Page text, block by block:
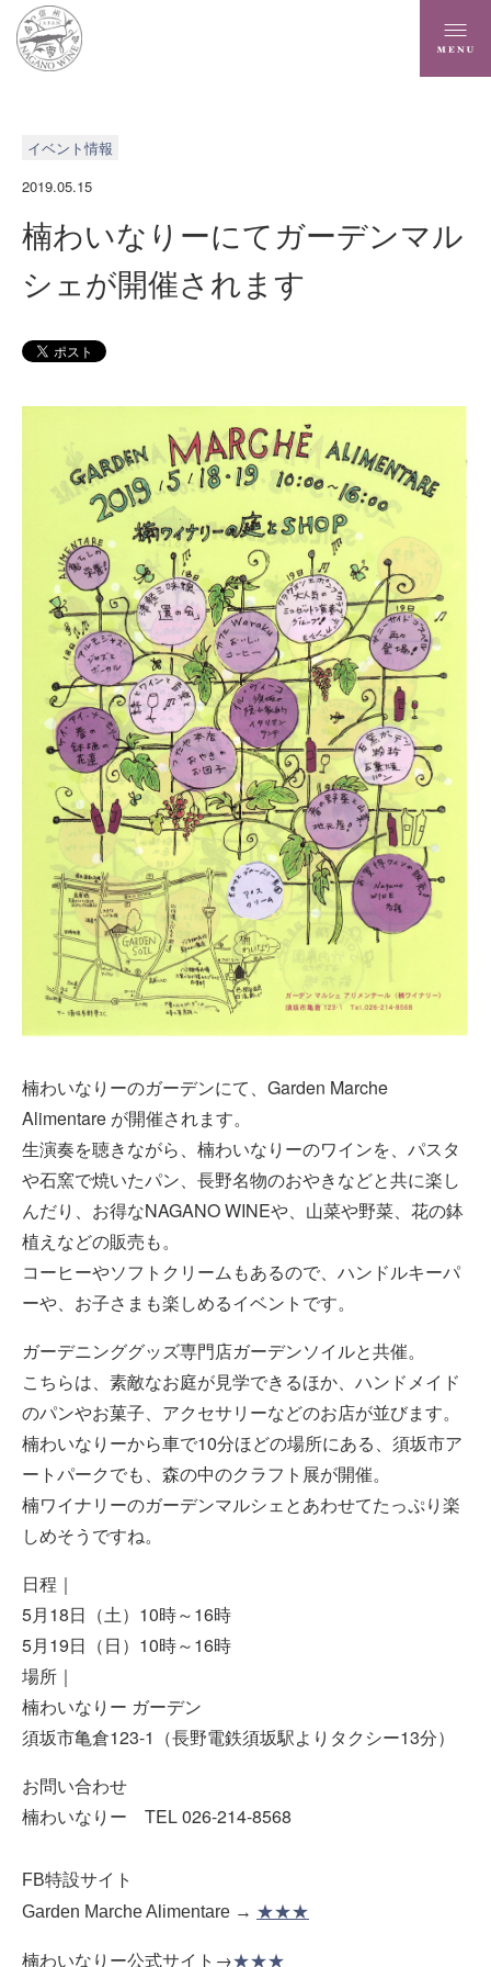
イベント情報
2019.05.15
楠わいなりーにてガーデンマル
シェが開催されます
楠わいなりーのガーデンにて、Garden Marche
Alimentare が開催されます。
生演奏を聴きながら、楠わいなりーのワインを、パスタ
や石窯で焼いたパン、長野名物のおやきなどと共に楽し
んだり、お得なNAGANO WINEや、山菜や野菜、花の鉢
植えなどの販売も。
コーヒーやソフトクリームもあるので、ハンドルキーパ
ーや、お子さまも楽しめるイベントです。
ガーデニンググッズ専門店ガーデンソイルと共催。
こちらは、素敵なお庭が見学できるほか、ハンドメイド
のパンやお菓子、アクセサリーなどのお店が並びます。
楠わいなりーから車で10分ほどの場所にある、須坂市ア
ートパークでも、森の中のクラフト展が開催。
楠ワイナリーのガーデンマルシェとあわせてたっぷり楽
しめそうですね。
日程｜
5月18日（土）10時～16時
5月19日（日）10時～16時
場所｜
楠わいなりー ガーデン
須坂市亀倉123-1（長野電鉄須坂駅よりタクシー13分）
お問い合わせ
楠わいなりー TEL 026-214-8568
FB特設サイト
Garden Marche Alimentare → ★★★
楠わいなりー公式サイト→★★★